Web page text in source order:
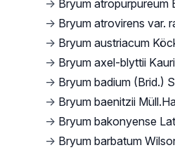
→ Bryum atropurpureum
→ Bryum atrovirens var.
→ Bryum austriacum
→ Bryum axel-blyttii
→ Bryum badium (Brid.)
→ Bryum baenitzii
→ Bryum bakonyense
→ Bryum barbatum